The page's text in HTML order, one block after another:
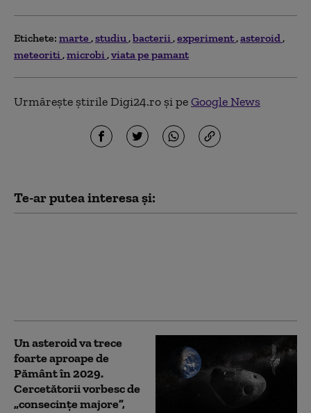
Etichete: marte studiu bacterii experiment asteroid
meteoriti microbi viata pe pamant
Urmărește știrile Digi24.ro și peGoogle News
Te-ar putea interesa și:
Un asteroid va trece
foarte aproape de
Pământ în 2029.
Cercetătorii vorbesc de
„consecințe majore”,